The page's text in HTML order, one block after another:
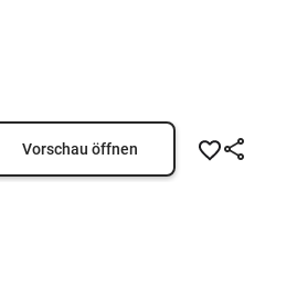
Vorschau öffnen